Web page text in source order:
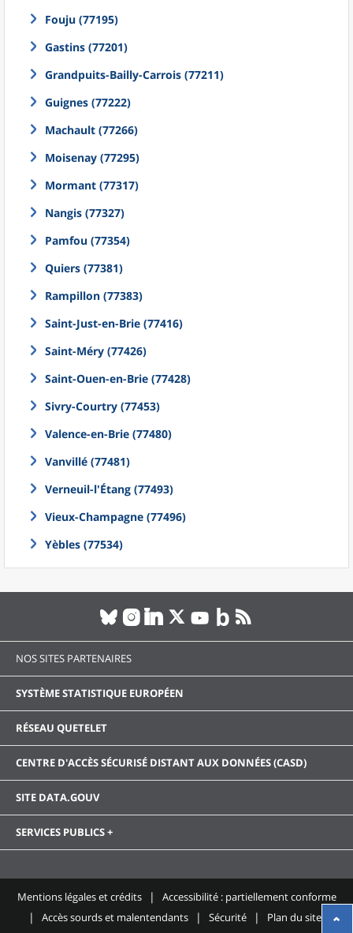
Fouju (77195)
Gastins (77201)
Grandpuits-Bailly-Carrois (77211)
Guignes (77222)
Machault (77266)
Moisenay (77295)
Mormant (77317)
Nangis (77327)
Pamfou (77354)
Quiers (77381)
Rampillon (77383)
Saint-Just-en-Brie (77416)
Saint-Méry (77426)
Saint-Ouen-en-Brie (77428)
Sivry-Courtry (77453)
Valence-en-Brie (77480)
Vanvillé (77481)
Verneuil-l'Étang (77493)
Vieux-Champagne (77496)
Yèbles (77534)
NOS SITES PARTENAIRES
SYSTÈME STATISTIQUE EUROPÉEN
RÉSEAU QUETELET
CENTRE D'ACCÈS SÉCURISÉ DISTANT AUX DONNÉES (CASD)
SITE DATA.GOUV
SERVICES PUBLICS +
Mentions légales et crédits
Accessibilité : partiellement conforme
Accès sourds et malentendants
Sécurité Plan du site